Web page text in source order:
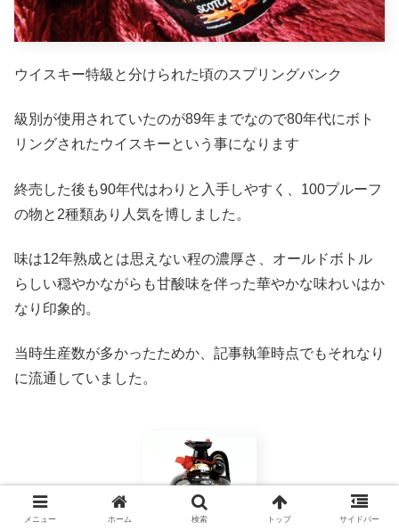
ウイスキー特級と分けられた頃のスプリングバンク
級別が使用されていたのが89年までなので80年代にボト
リングされたウイスキーという事になります
終売した後も90年代はわりと入手しやすく、100プルーフ
の物と2種類あり人気を博しました。
味は12年熟成とは思えない程の濃厚さ、オールドボトル
らしい穏やかながらも甘酸味を伴った華やかな味わいはか
なり印象的。
当時生産数が多かったためか、記事執筆時点でもそれなり
に流通していました。
メニュー ホーム 検索 トップ サイドバー